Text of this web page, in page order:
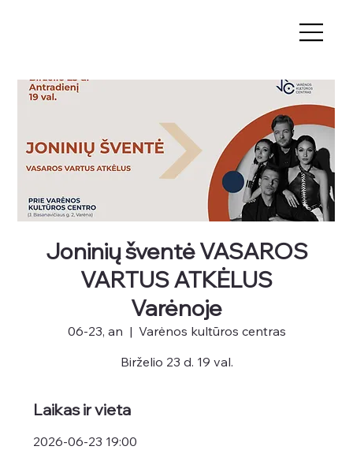
Joninių šventė VASAROS
VARTUS ATKĖLUS
Varėnoje
06-23, an
  |
Varėnos kultūros centras
Birželio 23 d. 19 val.
Laikas ir vieta
2026-06-23 19:00